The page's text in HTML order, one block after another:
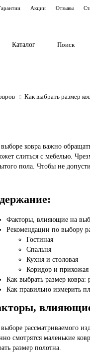
Акции Отзывы
Каталог
Как выбрать размер
ковра важно
слиться с мебелью.
пола. Чтобы не
Факторы, влияющие на
Рекомендации по выбору
Гостиная
Спальня
Кухня и столовая
Коридор и прихожая
Как выбрать размер ковра:
Как правильно измерить
рассматриваемого
смотрятся маленькие
размер полотна.